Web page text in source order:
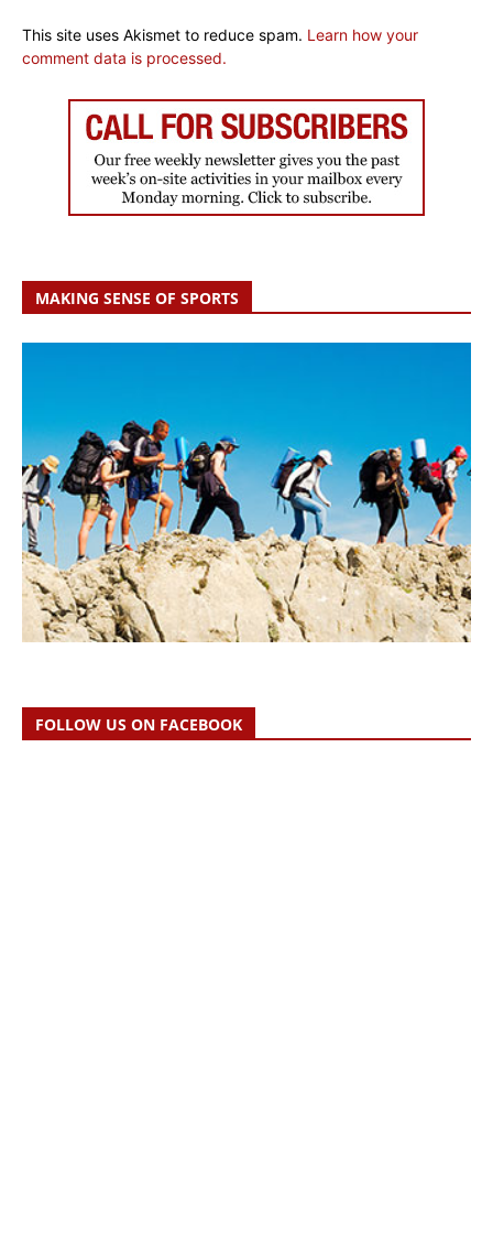
This site uses Akismet to reduce spam. Learn how your
comment data is processed.
MAKING SENSE OF SPORTS
FOLLOW US ON FACEBOOK